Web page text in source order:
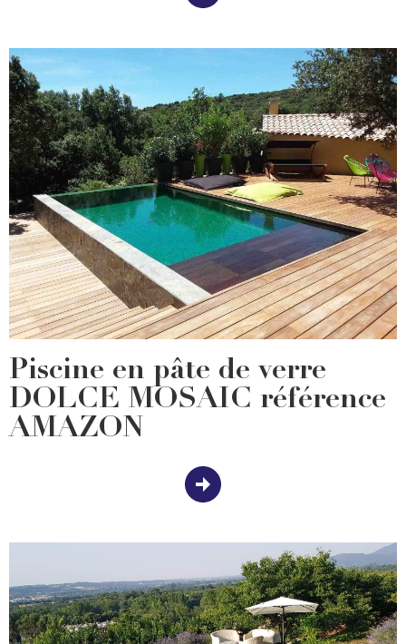
Piscine en pâte de verre
DOLCE MOSAIC référence
AMAZON